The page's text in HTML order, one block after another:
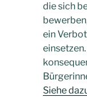
die sich
ein
Siehe